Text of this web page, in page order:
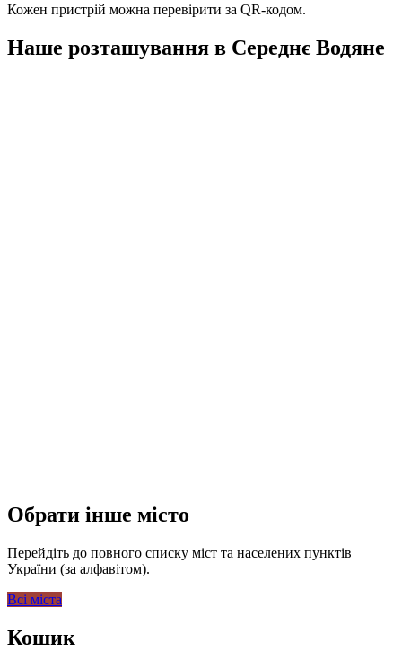
Кожен пристрій можна перевірити за QR-кодом.
Наше розташування в Середнє Водяне
Обрати інше місто
Перейдіть до повного списку міст та населених пунктів
України (за алфавітом).
Всі міста
Кошик